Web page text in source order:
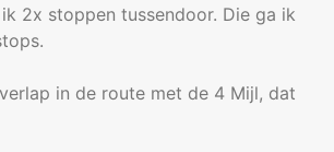
2x stoppen tussendoor. Die ga ik
in de route met de 4 Mijl, dat